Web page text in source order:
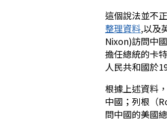
這個說法並不
整理資料,以及
Nixon)訪問中
擔任總統的卡
人民共和國於
根據上述資料
中國；列根（
問中國的美國